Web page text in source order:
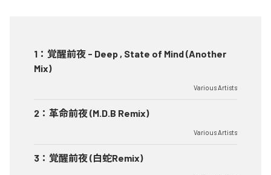
1 ： 覚醒前夜 - Deep , State of Mind (Another
Mix)
Various Artists
2 ： 革命前夜 (M.D.B Remix)
Various Artists
3 ： 覚醒前夜 (白蛇Remix)